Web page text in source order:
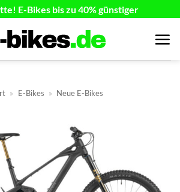
E-Bikes bis zu 40% günstiger
» E-Bikes » Neue E-Bikes